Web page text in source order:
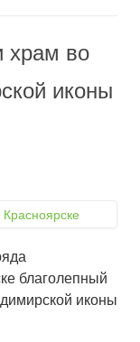
храм во
иконы
благолепный
иконы